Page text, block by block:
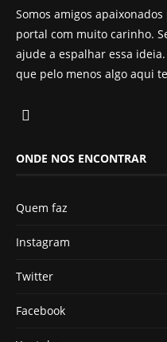
Somos amigos
portal com muito carinho.
ajude a espalhar essa
que pelo menos algo aqui
ONDE NOS ENCONTRAR
Quem faz
Instagram
Twitter
Facebook